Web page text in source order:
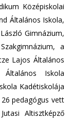
Középiskolai
Általános Iskola,
Gimnázium,
a
Lajos Általános
Iskola
Kadétiskolája
pedagógus vett
Altisztképző